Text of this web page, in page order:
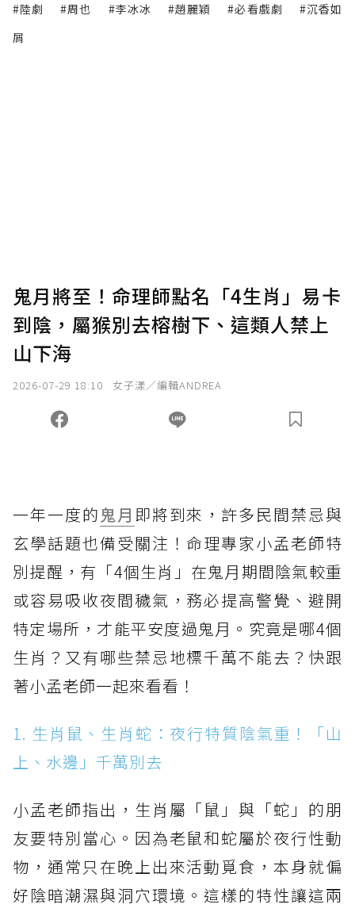
#陸劇 #周也 #李冰冰 #趙麗穎 #必看戲劇
#沉香如
屑
鬼月將至！命理師點名「4生肖」易卡
到陰，屬猴別去榕樹下、這類人禁上
山下海
2026-07-29 18:10 女子漾／編輯ANDREA
一年一度的鬼月 即將到來，許多民間禁忌與
玄學話題也備受關注！命理專家小孟老師特
別提醒，有「4個生肖」在鬼月期間陰氣較重
或容易吸收夜間穢氣，務必提高警覺、避開
特定場所，才能平安度過鬼月。究竟是哪4個
生肖？又有哪些禁忌地標千萬不能去？快跟
著小孟老師一起來看看！
1. 生肖鼠、生肖蛇：夜行特質陰氣重！「山
上、水邊」千萬別去
小孟老師指出，生肖屬「鼠」與「蛇」的朋
友要特別當心。因為老鼠和蛇屬於夜行性動
物，通常只在晚上出來活動覓食，本身就偏
好陰暗潮濕與洞穴環境。這樣的特性讓這兩